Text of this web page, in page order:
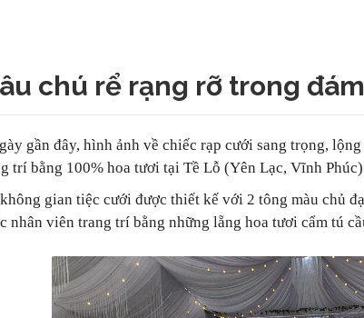
chú rể rạng rỡ trong
gần đây, hình ảnh về chiếc rạp cưới sang trọng,
trí bằng 100% hoa tươi tại Tề Lỗ (Yên Lạc, Vĩnh
gian tiệc cưới được thiết kế với 2 tông màu chủ
nhân viên trang trí bằng những lẵng hoa tươi cẩm tú